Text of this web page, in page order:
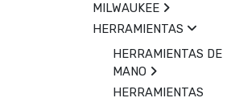
MILWAUKEE
HERRAMIENTAS
HERRAMIENTAS DE
MANO
HERRAMIENTAS